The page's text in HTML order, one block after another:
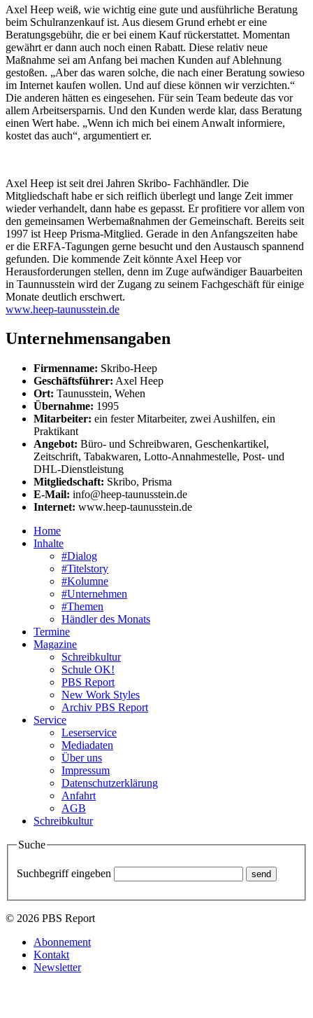
Axel Heep weiß, wie wichtig eine gute und ausführliche Beratung
beim Schulranzenkauf ist. Aus diesem Grund erhebt er eine
Beratungsgebühr, die er bei einem Kauf rückerstattet. Momentan
gewährt er dann auch noch einen Rabatt. Diese relativ neue
Maßnahme sei am Anfang bei machen Kunden auf Ablehnung
gestoßen. „Aber das waren solche, die nach einer Beratung sowieso
im Internet kaufen wollen. Und auf diese können wir verzichten.“
Die anderen hätten es eingesehen. Für sein Team bedeute das vor
allem Arbeitsersparnis. Und den Kunden werde klar, dass Beratung
einen Wert habe. „Wenn ich mich bei einem Anwalt informiere,
kostet das auch“, argumentiert er.
Axel Heep ist seit drei Jahren Skribo- Fachhändler. Die
Mitgliedschaft habe er sich reiflich überlegt und lange Zeit immer
wieder verhandelt, dann habe es gepasst. Er profitiere vor allem von
den gemeinsamen Werbemaßnahmen der Gemeinschaft. Bereits seit
1997 ist Heep Prisma-Mitglied. Gerade in den Anfangszeiten habe
er die ERFA-Tagungen gerne besucht und den Austausch spannend
gefunden. Die kommende Zeit könnte Axel Heep vor
Herausforderungen stellen, denn im Zuge aufwändiger Bauarbeiten
in Taunnusstein wird der Zugang zu seinem Fachgeschäft für einige
Monate deutlich erschwert.
www.heep-taunusstein.de
Unternehmensangaben
Firmenname: Skribo-Heep
Geschäftsführer: Axel Heep
Ort: Taunusstein, Wehen
Übernahme: 1995
Mitarbeiter: ein fester Mitarbeiter, zwei Aushilfen, ein
Praktikant
Angebot: Büro- und Schreibwaren, Geschenkartikel,
Zeitschrift, Tabakwaren, Lotto-Annahmestelle, Post- und
DHL-Dienstleistung
Mitgliedschaft: Skribo, Prisma
E-Mail: info@heep-taunusstein.de
Internet: www.heep-taunusstein.de
Home
Inhalte
#Dialog
#Titelstory
#Kolumne
#Unternehmen
#Themen
Händler des Monats
Termine
Magazine
Schreibkultur
Schule OK!
PBS Report
New Work Styles
Archiv PBS Report
Service
Leserservice
Mediadaten
Über uns
Impressum
Datenschutzerklärung
Anfahrt
AGB
Schreibkultur
Suche
Suchbegriff eingeben
© 2026 PBS Report
Abonnement
Kontakt
Newsletter